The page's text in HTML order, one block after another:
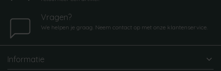
Vragen?
We helpen je graag. Neem contact op met onze klantenservice.
Informatie